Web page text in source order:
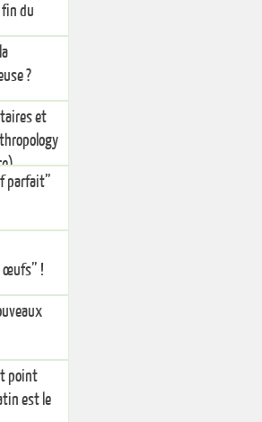
du
?
et
parfait”
œufs” !
point
est le